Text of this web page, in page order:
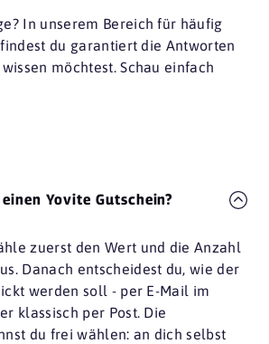
In unserem Bereich für häufig
du garantiert die Antworten
möchtest. Schau einfach
Yovite Gutschein?
zuerst den Wert und die Anzahl
Danach entscheidest du, wie der
werden soll - per E-Mail im
klassisch per Post. Die
du frei wählen: an dich selbst